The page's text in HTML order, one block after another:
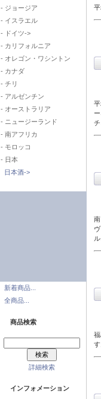
- ジョージア
- イスラエル
- ドイツ->
- カリフォルニア
- オレゴン・ワシントン
- カナダ
- チリ
- アルゼンチン
- オーストラリア
- ニュージーランド
- 南アフリカ
- モロッコ
- 日本
日本酒->
新着商品...
全商品...
商品検索
詳細検索
インフォメーション
す